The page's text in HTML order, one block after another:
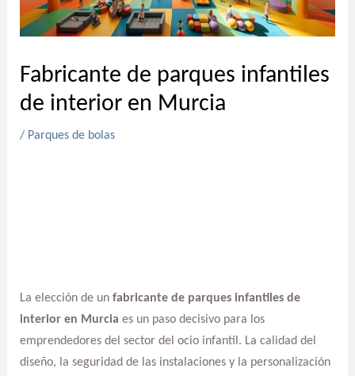
Fabricante de parques infantiles
de interior en Murcia
/ Parques de bolas
La elección de un fabricante de parques infantiles de
interior en Murcia es un paso decisivo para los
emprendedores del sector del ocio infantil. La calidad del
diseño, la seguridad de las instalaciones y la personalización